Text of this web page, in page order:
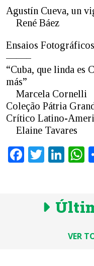
Agustín Cueva, un
René Báez
Ensaios
——–
“Cuba, que linda es
más”
Marcela Cornelli
Coleção Pátria
Crítico Latino-
Elaine Tavares
Facebook
Twitter
VER